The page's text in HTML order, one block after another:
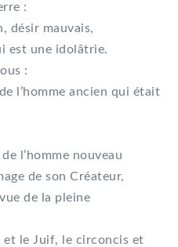
:
désir mauvais,
est une idolâtrie.
:
l’homme ancien qui était
l’homme nouveau
de son Créateur,
de la pleine
le Juif, le circoncis et